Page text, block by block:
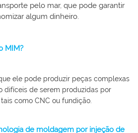
pelo mar, que pode garantir
algum dinheiro.
MIM?
ele pode produzir peças complexas
difíceis de serem produzidas por
como CNC ou fundição.
de moldagem por injeção de